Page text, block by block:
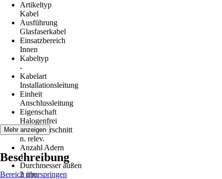
Artikeltyp
Kabel
Ausführung
Glasfaserkabel
Einsatzbereich
Innen
Kabeltyp
-
Kabelart
Installationsleitung
Einheit
Anschlussleitung
Eigenschaft
Halogenfrei
Leiterquerschnitt
n. relev.
Anzahl Adern
1
Durchmesser außen
2 mm
Mehr anzeigen
Beschreibung
Bereich überspringen